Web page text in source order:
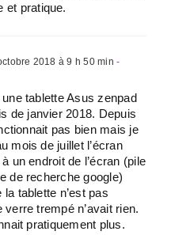
et pratique.
2018 à 9 h 50 min -
une tablette Asus zenpad
de janvier 2018. Depuis
pas bien mais je
mois de juillet l’écran
un endroit de l’écran (pile
de recherche google)
tablette n’est pas
trempé n’avait rien.
pratiquement plus.